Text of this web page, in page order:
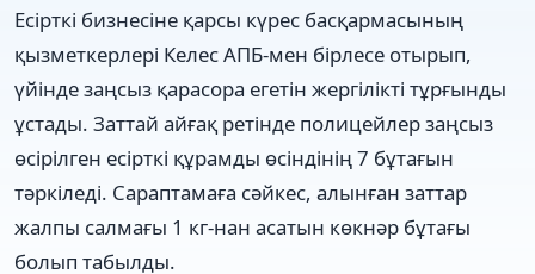
Есірткі бизнесіне қарсы күрес басқармасының
қызметкерлері Келес АПБ-мен бірлесе отырып,
үйінде заңсыз қарасора егетін жергілікті тұрғынды
ұстады. Заттай айғақ ретінде полицейлер заңсыз
өсірілген есірткі құрамды өсіндінің 7 бұтағын
тәркіледі. Сараптамаға сәйкес, алынған заттар
жалпы салмағы 1 кг-нан асатын көкнәр бұтағы
болып табылды.